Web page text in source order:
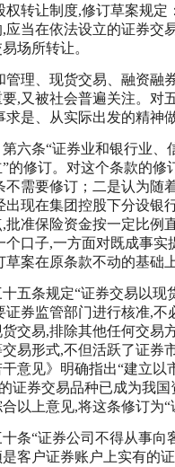
权转让制度,修订草案规
应当在依法设立的证券交
场所转让。
理、现货交易、融资融
,又被社会普遍关注。对
求是、从实际出发的精神
六条“证券业和银行业、
的修订。对这个条款的
不需要修订；二是认为随
出现在集团控股下分设银
批准保险资金按一定比例
个口子,一方面对既成事
草案在原条款不动的基础
五条规定“证券交易以现
证券监管部门进行核准,
交易,排除其他任何交易
易形式,不但活跃了证券
意见》明确指出“建立
证券交易品种已成为我
以上意见,将这条修订为
条“证券公司不得从事向
客户证券账户上实有的